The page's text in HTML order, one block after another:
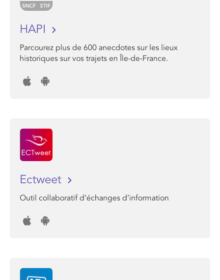
HAPI
Parcourez plus de 600 anecdotes sur les lieux
historiques sur vos trajets en Île-de-France.
Ectweet
Outil collaboratif d’échanges d’information